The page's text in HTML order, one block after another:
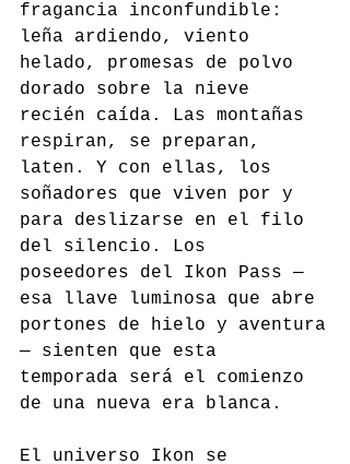
fragancia inconfundible:
leña ardiendo, viento
helado, promesas de polvo
dorado sobre la nieve
recién caída. Las montañas
respiran, se preparan,
laten. Y con ellas, los
soñadores que viven por y
para deslizarse en el filo
del silencio. Los
poseedores del Ikon Pass —
esa llave luminosa que abre
portones de hielo y aventura
— sienten que esta
temporada será el comienzo
de una nueva era blanca.
El universo Ikon se